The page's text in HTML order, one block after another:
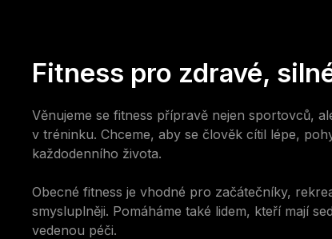
Fitness pro zdravé,
Věnujeme se fitness přípravě nejen sportovců,
v tréninku. Chceme, aby se člověk cítil lépe,
každodenního života.
Obecné fitness je vhodné pro začátečníky,
smysluplněji. Pomáháme také lidem, kteří mají
vedenou péči.